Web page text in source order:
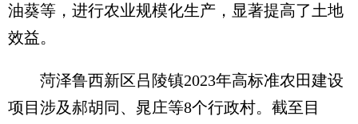
油葵等，进行农业规模化生产，显著提高了土地
效益。
菏泽鲁西新区吕陵镇2023年高标准农田建设
项目涉及郝胡同、晁庄等8个行政村。截至目